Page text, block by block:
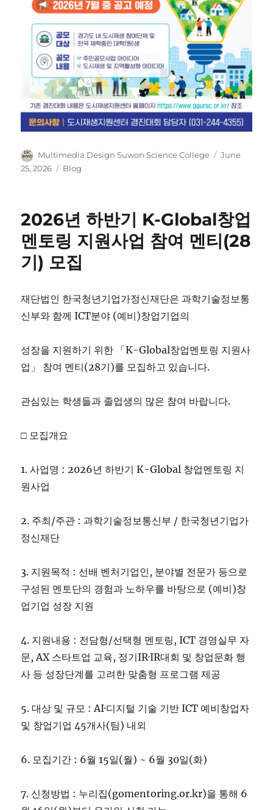
Author
Multimedia Design Suwon Science College
Posted
June
25, 2026
Categories
Blog
2026년 하반기 K-Global창업
멘토링 지원사업 참여 멘티(28
기) 모집
재단법인 한국청년기업가정신재단은 과학기술정보통
신부와 함께 ICT분야 (예비)창업기업의
성장을 지원하기 위한 「K-Global창업멘토링 지원사
업」 참여 멘티(28기)를 모집하고 있습니다.
관심있는 학생들과 졸업생의 많은 참여 바랍니다.
□ 모집개요
1. 사업명 : 2026년 하반기 K-Global 창업멘토링 지
원사업
2. 주최/주관 : 과학기술정보통신부 / 한국청년기업가
정신재단
3. 지원목적 : 선배 벤처기업인, 분야별 전문가 등으로
구성된 멘토단의 경험과 노하우를 바탕으로 (예비)창
업기업 성장 지원
4. 지원내용 : 전담형/선택형 멘토링, ICT 경영실무 자
문, AX 스타트업 교육, 정기IR·IR대회 및 창업문화 행
사 등 성장단계를 고려한 맞춤형 프로그램 제공
5. 대상 및 규모 : AI·디지털 기술 기반 ICT 예비창업자
및 창업기업 45개사(팀) 내외
6. 모집기간 : 6월 15일(월) ~ 6월 30일(화)
7. 신청방법 : 누리집(gomentoring.or.kr)을 통해 6